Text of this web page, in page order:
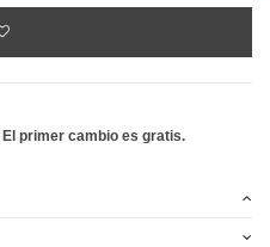
El primer cambio es gratis.